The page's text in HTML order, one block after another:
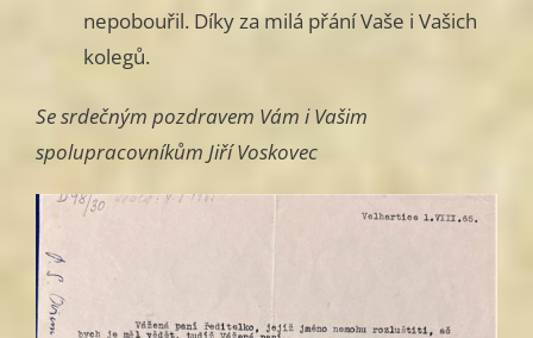
nepobouřil. Díky za milá přání Vaše i Vašich
kolegů.
Se srdečným pozdravem Vám i Vašim
spolupracovníkům Jiří Voskovec